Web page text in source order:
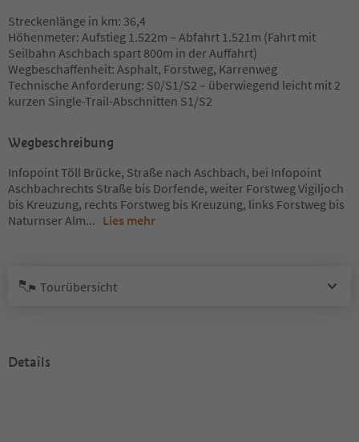
Streckenlänge in km: 36,4
Höhenmeter: Aufstieg 1.522m – Abfahrt 1.521m (Fahrt mit
Seilbahn Aschbach spart 800m in der Auffahrt)
Wegbeschaffenheit: Asphalt, Forstweg, Karrenweg
Technische Anforderung: S0/S1/S2 – überwiegend leicht mit 2
kurzen Single-Trail-Abschnitten S1/S2
Wegbeschreibung
Infopoint Töll Brücke, Straße nach Aschbach, bei Infopoint
Aschbachrechts Straße bis Dorfende, weiter Forstweg Vigiljoch
bis Kreuzung, rechts Forstweg bis Kreuzung, links Forstweg bis
Naturnser Alm... Lies mehr
Tourübersicht
Details